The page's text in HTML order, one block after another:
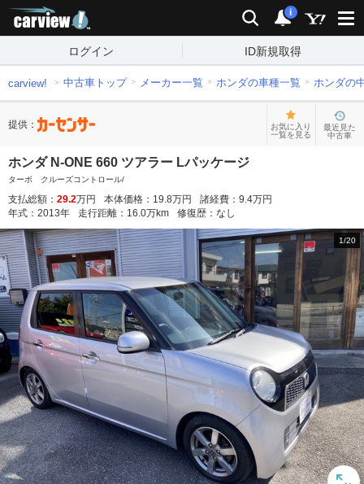
検索 通知
i
ログイン ID新規取得
carview! 中古車トップ メーカー一覧 ホンダの車種一覧 ホンダの
提供：
お気に入り
一覧を見る
最近見た
中古車
ホンダ N-ONE 660 ツアラー Lパッケージ
ターボ クルーズコントロール/
支払総額： 29.2万円 本体価格： 19.8万円 諸経費： 9.4万円
年式： 2013年 走行距離： 16.0万km 修復歴： なし
1/20